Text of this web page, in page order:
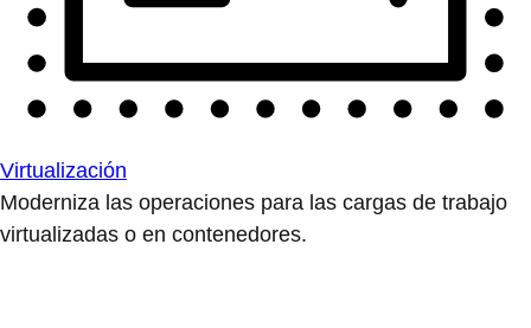
Virtualización
Moderniza las operaciones para las cargas de trabajo
virtualizadas o en contenedores.